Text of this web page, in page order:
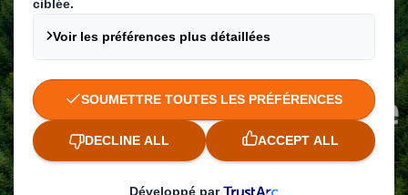
Développement durable